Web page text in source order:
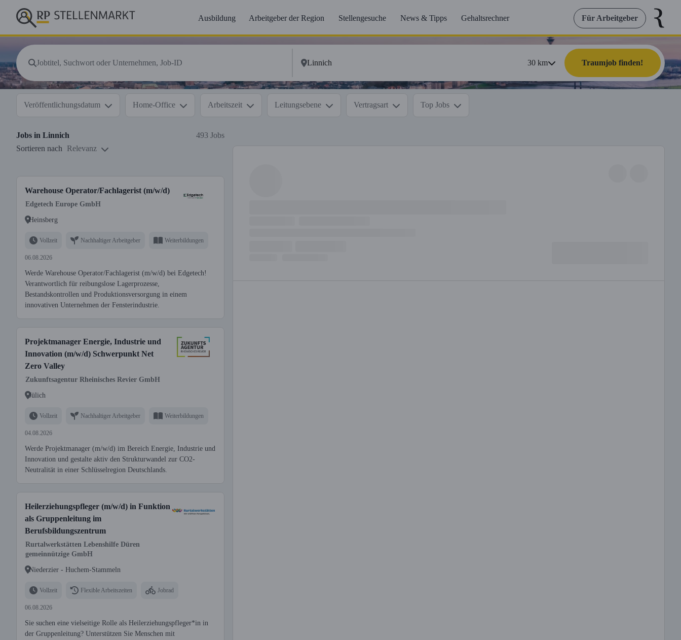
Ausbildung Arbeitgeber der Region Stellengesuche News & Tipps Gehaltsrechner Für Arbeitgeber
30km Traumjob finden!
Veröffentlichungsdatum Home-Office Arbeitszeit Leitungsebene Vertragsart Top Jobs
Jobs in Linnich
493 Jobs
Sortieren nach
Relevanz
Warehouse Operator/Fachlagerist (m/w/d)
Edgetech Europe GmbH
Heinsberg
Vollzeit Nachhaltiger Arbeitgeber Weiterbildungen
06.08.2026
Werde Warehouse Operator/Fachlagerist (m/w/d) bei Edgetech!
Verantwortlich für reibungslose Lagerprozesse,
Bestandskontrollen und Produktionsversorgung in einem
innovativen Unternehmen der Fensterindustrie.
Projektmanager Energie, Industrie und
Innovation (m/w/d) Schwerpunkt Net
Zero Valley
Zukunftsagentur Rheinisches Revier GmbH
Jülich
Vollzeit Nachhaltiger Arbeitgeber Weiterbildungen
04.08.2026
Werde Projektmanager (m/w/d) im Bereich Energie, Industrie und
Innovation und gestalte aktiv den Strukturwandel zur CO2-
Neutralität in einer Schlüsselregion Deutschlands.
Heilerziehungspfleger (m/w/d) in Funktion
als Gruppenleitung im
Berufsbildungszentrum
Rurtalwerkstätten Lebenshilfe Düren
gemeinnützige GmbH
Niederzier - Huchem-Stammeln
Vollzeit Flexible Arbeitszeiten Jobrad
06.08.2026
Sie suchen eine vielseitige Rolle als Heilerziehungspfleger*in in
der Gruppenleitung? Unterstützen Sie Menschen mit